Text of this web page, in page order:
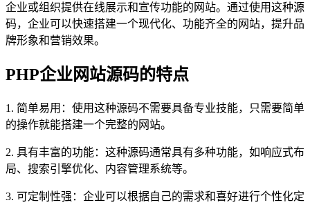
企业或组织提供在线展示和宣传功能的网站。通过使用这种源
码，企业可以快速搭建一个现代化、功能齐全的网站，提升品
牌形象和营销效果。
PHP企业网站源码的特点
1. 简单易用：使用这种源码不需要具备专业技能，只需要简单
的操作就能搭建一个完整的网站。
2. 具有丰富的功能：这种源码通常具有多种功能，如响应式布
局、搜索引擎优化、内容管理系统等。
3. 可定制性强：企业可以根据自己的需求和喜好进行个性化定